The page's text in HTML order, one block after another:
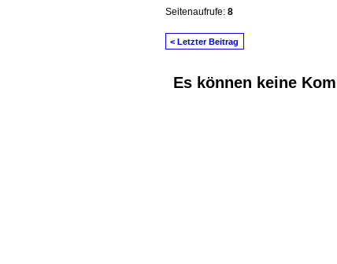
Seitenaufrufe: 8
< Letzter Beitrag
Es können keine